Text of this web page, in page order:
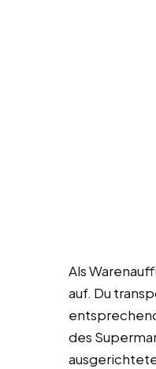
Als
auf. Du
des